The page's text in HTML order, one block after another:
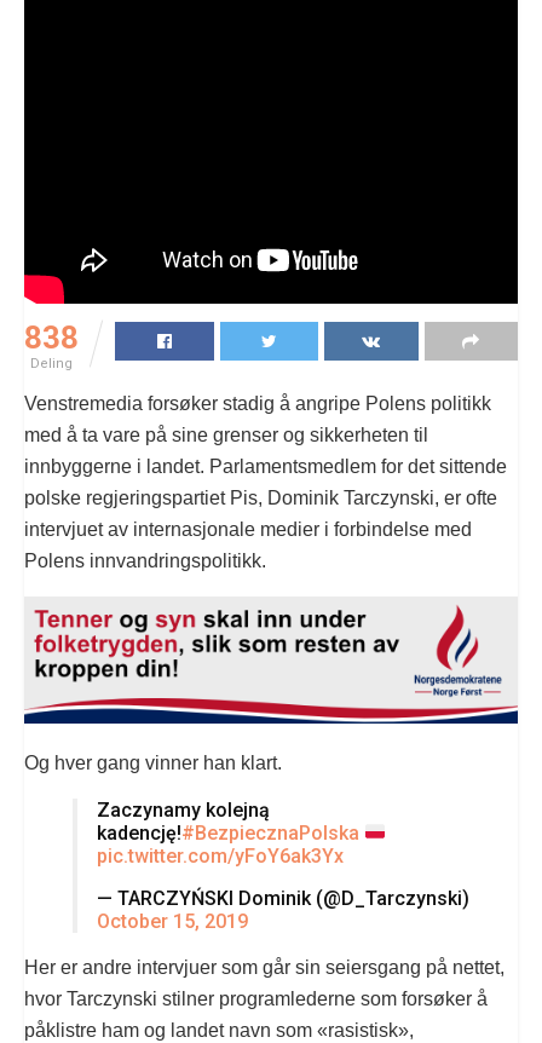
838
Deling
Venstremedia forsøker stadig å angripe Polens politikk
med å ta vare på sine grenser og sikkerheten til
innbyggerne i landet. Parlamentsmedlem for det sittende
polske regjeringspartiet Pis, Dominik Tarczynski, er ofte
intervjuet av internasjonale medier i forbindelse med
Polens innvandringspolitikk.
Og hver gang vinner han klart.
Zaczynamy kolejną
kadencję!#BezpiecznaPolska
pic.twitter.com/yFoY6ak3Yx
— TARCZYŃSKI Dominik (@D_Tarczynski)
October 15, 2019
Her er andre intervjuer som går sin seiersgang på nettet,
hvor Tarczynski stilner programlederne som forsøker å
påklistre ham og landet navn som «rasistisk»,